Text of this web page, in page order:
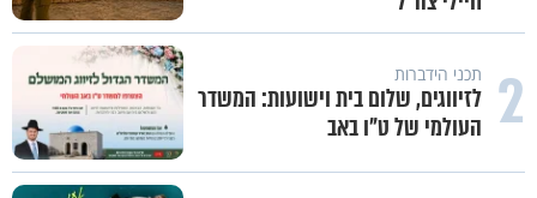
2 תכני הידברות
לזיווגים, שלום בית וישועות: המשדר
העולמי של ט"ו באב